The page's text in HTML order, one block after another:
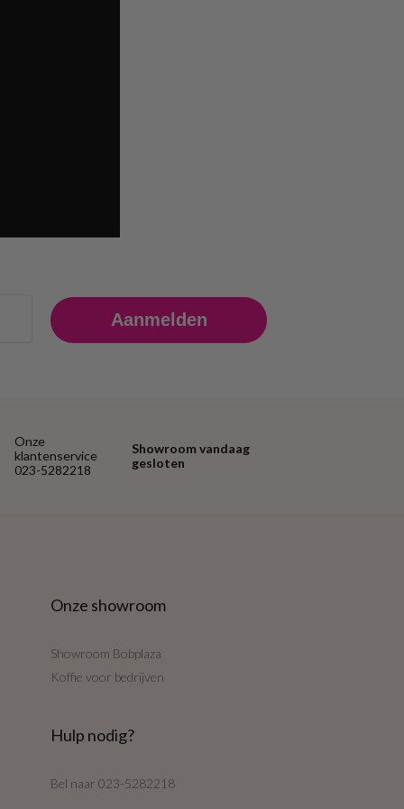
Aanmelden
Onze
klantenservice
023-5282218
Showroom vandaag
gesloten
Onze showroom
Showroom Bobplaza
Koffie voor bedrijven
Hulp nodig?
Bel naar 023-5282218